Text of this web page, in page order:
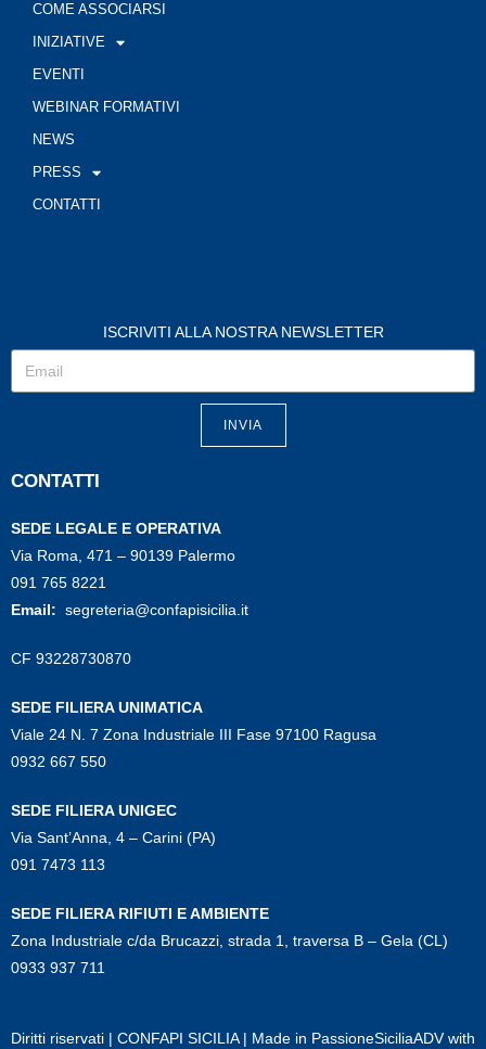
COME ASSOCIARSI
INIZIATIVE
EVENTI
WEBINAR FORMATIVI
NEWS
PRESS
CONTATTI
ISCRIVITI ALLA NOSTRA NEWSLETTER
INVIA
CONTATTI
SEDE LEGALE E OPERATIVA
Via Roma, 471 – 90139 Palermo
091 765 8221
Email: segreteria@confapisicilia.it
CF 93228730870
SEDE FILIERA UNIMATICA
Viale 24 N. 7 Zona Industriale III Fase 97100 Ragusa
0932 667 550
SEDE FILIERA UNIGEC
Via Sant’Anna, 4 – Carini (PA)
091 7473 113
SEDE FILIERA RIFIUTI E AMBIENTE
Zona Industriale c/da Brucazzi, strada 1, traversa B – Gela (CL)
0933 937 711
Diritti riservati | CONFAPI SICILIA | Made in PassioneSiciliaADVwith